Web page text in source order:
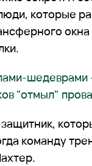
которые
шедеврами
"отмыл"
команду